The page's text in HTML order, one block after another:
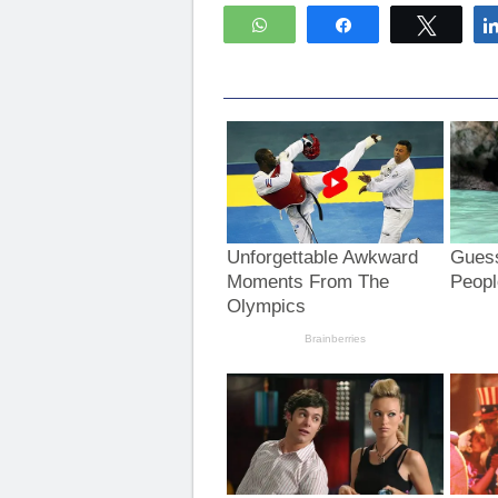
WhatsApp Compartir Twittear